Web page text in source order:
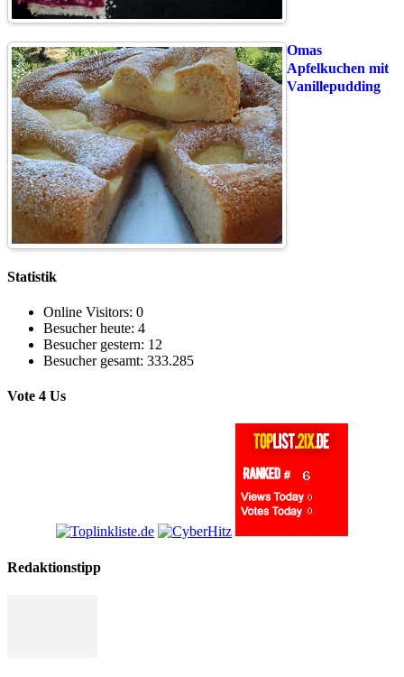
Omas
Apfelkuchen mit
Vanillepudding
Statistik
Online Visitors: 0
Besucher heute: 4
Besucher gestern: 12
Besucher gesamt: 333.285
Vote 4 Us
Redaktionstipp